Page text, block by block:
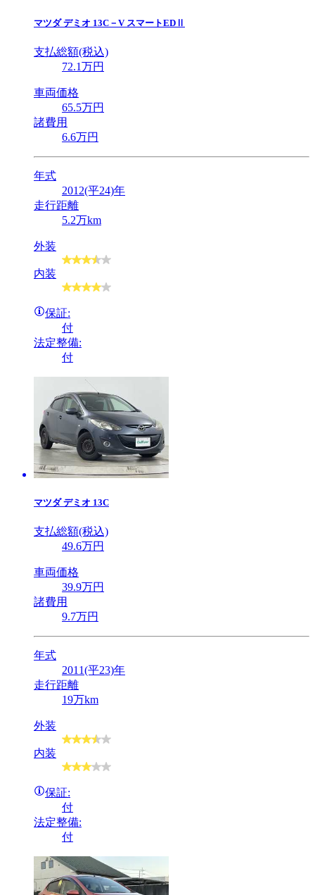
マツダ デミオ 13C－V スマートEDⅡ
支払総額(税込)
72.1万円
車両価格
65.5万円
諸費用
6.6万円
年式
2012(平24)年
走行距離
5.2万km
外装
内装
保証:
付
法定整備:
付
マツダ デミオ 13C
支払総額(税込)
49.6万円
車両価格
39.9万円
諸費用
9.7万円
年式
2011(平23)年
走行距離
19万km
外装
内装
保証:
付
法定整備:
付